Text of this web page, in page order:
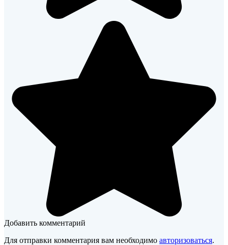
Добавить комментарий
Для отправки комментария вам необходимо авторизоваться.